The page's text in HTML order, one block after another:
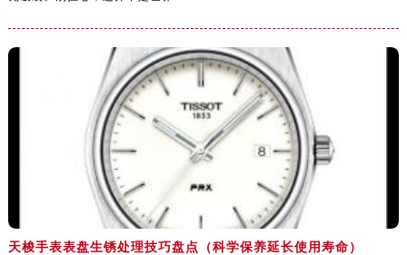
天梭手表表盘生锈处理技巧盘点（科学保养延长使用寿命）